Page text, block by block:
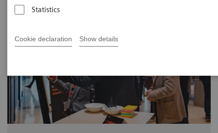
Statistics
Cookie declaration Show details